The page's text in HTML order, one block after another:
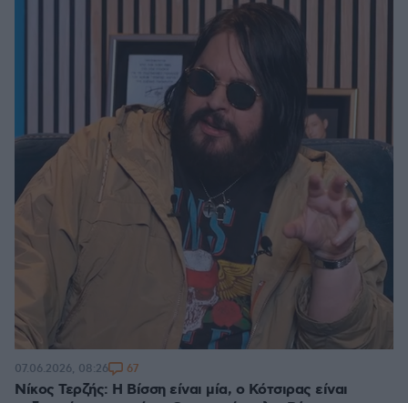
Νίκος Τερζής: Η Βίσση είναι μία, ο Κότσιρας είναι
07.06.2026, 08:26 67